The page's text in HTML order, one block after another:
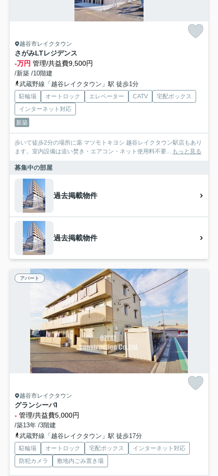
越谷市レイクタウン
さがみLTレジデンス
-万円 管理/共益費9,500円
/新築 /10階建
武蔵野線「越谷レイクタウン」駅 徒歩1分
駐輪場 オートロック エレベーター CATV
宅配ボックス
インターネット対応
新築
歩いて徒歩2分の場所に薬 マツモトキヨシ 越谷レイクタウン駅店もあり
ます。室内設備は追い焚き・エアコン・ネット使用料不要...
もっと見る
募集中の部屋
過去掲載物件
過去掲載物件
アパート
越谷市レイクタウン
グランシーバI
- 管理/共益費5,000円
/築13年 /3階建
武蔵野線「越谷レイクタウン」駅 徒歩17分
駐輪場 オートロック 宅配ボックス
インターネット対応
防犯カメラ
敷地内ごみ置き場